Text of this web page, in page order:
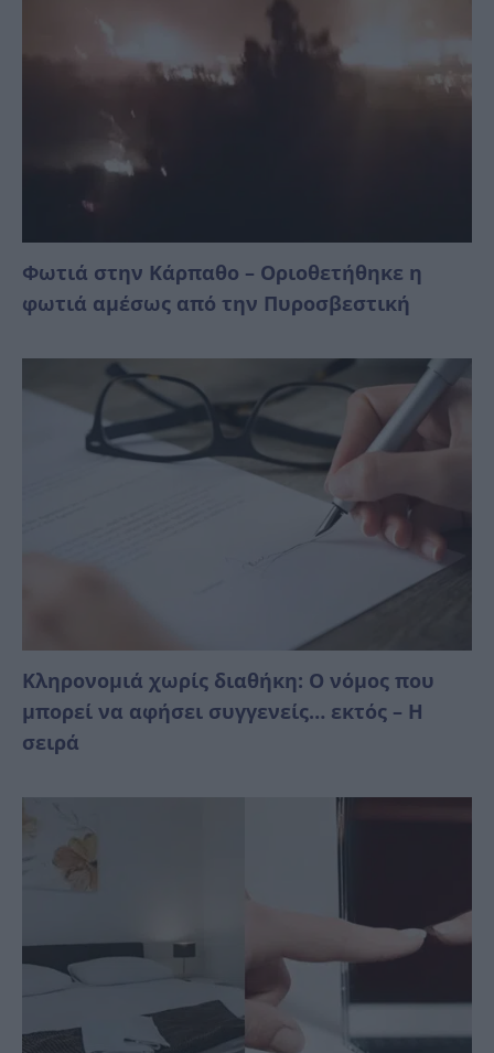
Φωτιά στην Κάρπαθο – Οριοθετήθηκε η
φωτιά αμέσως από την Πυροσβεστική
Κληρονομιά χωρίς διαθήκη: Ο νόμος που
μπορεί να αφήσει συγγενείς… εκτός – Η
σειρά